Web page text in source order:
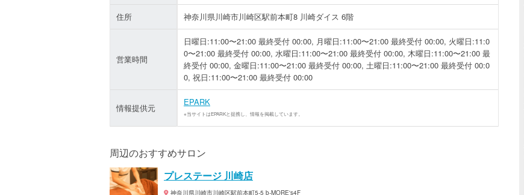
住所 神奈川県川崎市川崎区駅前本町8 川崎ダイス 6階
営業時間
日曜日:11:00〜21:00 最終受付 00:00, 月曜日:11:00〜21:00 最終受付 00:00, 火曜日:11:0
0〜21:00 最終受付 00:00, 水曜日:11:00〜21:00 最終受付 00:00, 木曜日:11:00〜21:00 最
終受付 00:00, 金曜日:11:00〜21:00 最終受付 00:00, 土曜日:11:00〜21:00 最終受付 00:0
0, 祝日:11:00〜21:00 最終受付 00:00
情報提供元
EPARK
※当サイトはEPARKと提携し、情報を掲載しています。
周辺のおすすめサロン
プレステージ 川崎店
神奈川県川崎市川崎区駅前本町5-5 b-MORE's4F